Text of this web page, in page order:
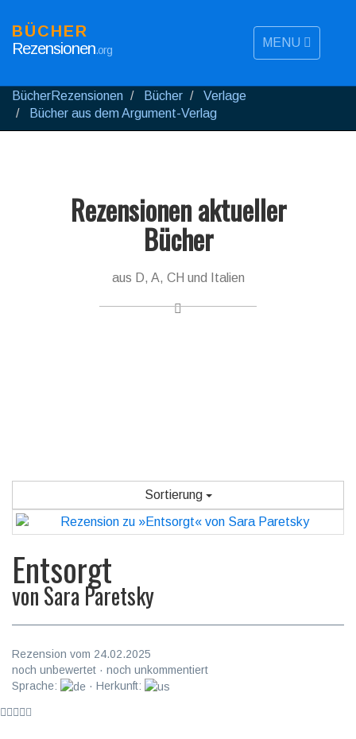
MENU
BÜCHER
Rezensionen.org
BücherRezensionen Bücher
Verlage
Bücher aus dem Argument-Verlag
Rezensionen aktueller
Bücher
aus D, A, CH und Italien
Sortierung
Entsorgt
vonSara Paretsky
Rezension vom 24.02.2025
noch unbewertet · noch unkommentiert
Sprache:
· Herkunft: